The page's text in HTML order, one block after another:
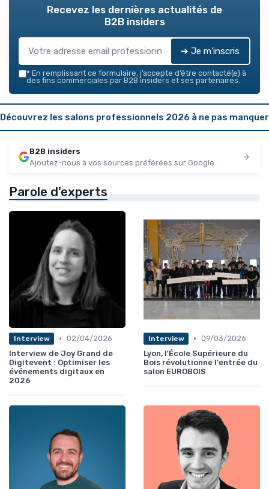
Recevez les dernières actualités de
B2B insiders
➔ Je m'inscris
* En remplissant ce formulaire, j’accepte d’être contacté(e) à
des fins commerciales par B2B insiders et ses partenaires.
Découvrez les salons professionnels 2026 à ne pas manquer
B2B insiders
Ajoutez-nous à vos sources préférées sur Google
Parole d'experts
Interview • 02/04/2026
Interview de Joy Grand de
Digitevent : Optimiser les
événements digitaux en
2026
Interview • 09/03/2026
Lyon, l'École Supérieure du
Bois révolutionne l'entrée du
salon EUROBOIS